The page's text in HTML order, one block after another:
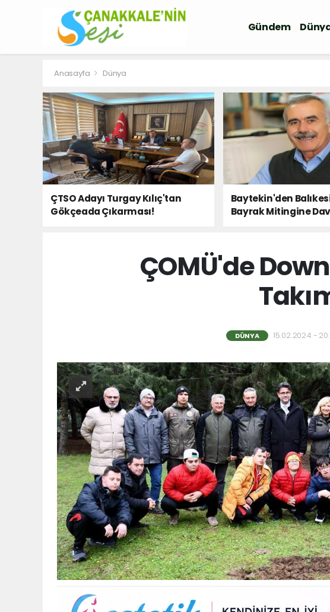
Gündem
Anasayfa Dünya
ÇTSO Adayı Turgay Kılıç'tan
Gökçeada Çıkarması!
Baytekin'den
Bayrak Mitingine
ÇOMÜ'de
DÜNYA 15.02.2024 -